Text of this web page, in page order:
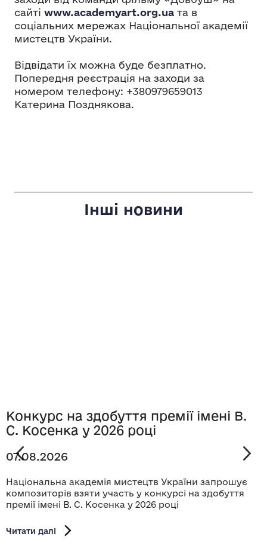
сайті www.academyart.org.ua та в
соціальних мережах Національної академії
мистецтв України.
Відвідати їх можна буде безплатно.
Попередня реєстрація на заходи за
номером телефону: +380979659013
Катерина Позднякова.
Інші новини
Конкурс на здобуття премії імені В.
С. Косенка у 2026 році
07.08.2026
Національна академія мистецтв України запрошує
композиторів взяти участь у конкурсі на здобуття
премії імені В. С. Косенка у 2026 році
Читати далі